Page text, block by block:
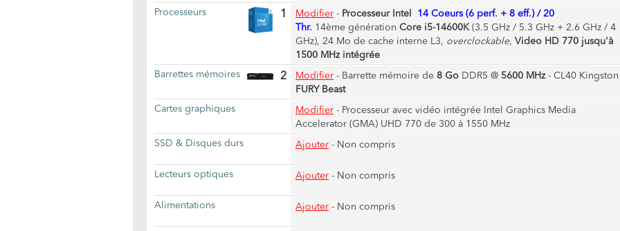
Processeurs
1 Modifier - Processeur Intel 14 Coeurs (6 perf. + 8 eff.) / 20
Thr. 14ème génération Core i5-14600K (3.5 GHz / 5.3 GHz + 2.6 GHz / 4
GHz), 24 Mo de cache interne L3, overclockable, Video HD 770 jusqu'à
1500 MHz intégrée
Barrettes mémoires
2 Modifier - Barrette mémoire de 8 Go DDR5 @ 5600 MHz- CL40 Kingston
FURY Beast
Cartes graphiques
Modifier - Processeur avec vidéo intégrée Intel Graphics Media
Accelerator (GMA) UHD 770 de 300 à 1550 MHz
SSD & Disques durs
Ajouter - Non compris
Lecteurs optiques Ajouter - Non compris
Alimentations Ajouter - Non compris